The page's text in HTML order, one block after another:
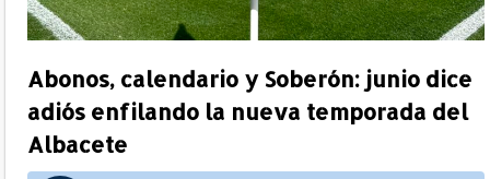
Abonos, calendario y Soberón: junio dice
adiós enfilando la nueva temporada del
Albacete